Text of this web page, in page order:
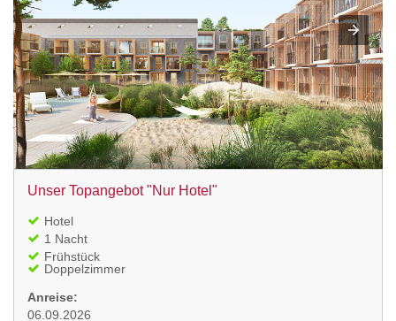
Unser Topangebot "Nur Hotel"
Hotel
1 Nacht
Frühstück
Doppelzimmer
Anreise:
06.09.2026